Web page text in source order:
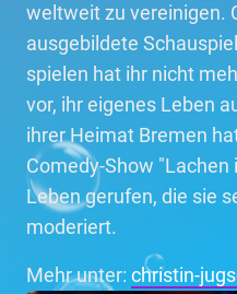
weltweit zu vereinigen.
ausgebildete
spielen hat ihr nicht
vor, ihr eigenes Leben
ihrer Heimat Bremen
Comedy-Show "Lachen
Leben gerufen, die sie
moderiert.
Mehr unter: christin-